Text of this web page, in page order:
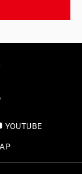
YOUTUBE